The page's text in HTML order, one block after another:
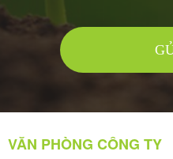
VĂN PHÒNG CÔNG TY